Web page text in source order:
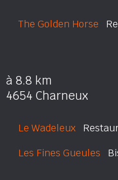
The Golden Horse
à 8.8 km
4654 Charneux
Le Wadeleux
Les Fines Gueules